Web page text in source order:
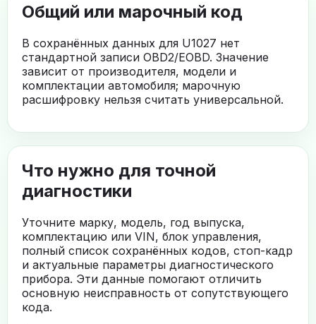
Общий или марочный код
В сохранённых данных для U1027 нет
стандартной записи OBD2/EOBD. Значение
зависит от производителя, модели и
комплектации автомобиля; марочную
расшифровку нельзя считать универсальной.
Что нужно для точной
диагностики
Уточните марку, модель, год выпуска,
комплектацию или VIN, блок управления,
полный список сохранённых кодов, стоп-кадр
и актуальные параметры диагностического
прибора. Эти данные помогают отличить
основную неисправность от сопутствующего
кода.